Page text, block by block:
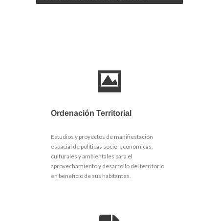
Ordenación Territorial
Estudios y proyectos de manifiestación
espacial de políticas socio-económicas,
culturales y ambientales para el
aprovechamiento y desarrollo del territorio
en beneficio de sus habitantes.